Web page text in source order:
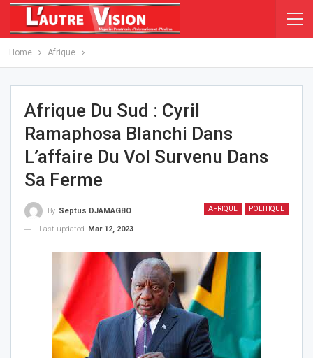
Home Afrique
Afrique Du Sud : Cyril
Ramaphosa Blanchi Dans
L’affaire Du Vol Survenu Dans
Sa Ferme
AFRIQUE POLITIQUE
By Septus DJAMAGBO
Last updated
Mar 12, 2023